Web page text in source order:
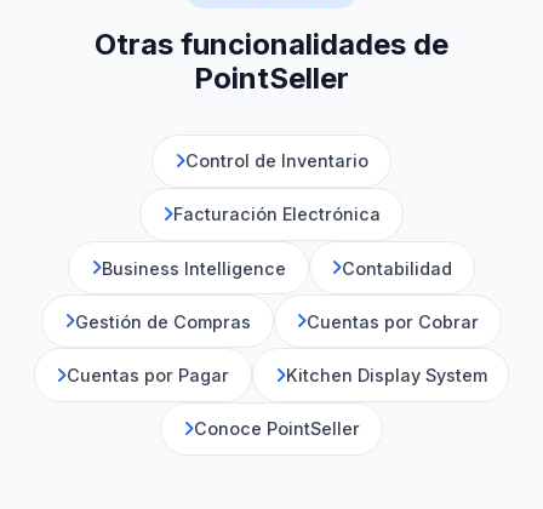
Otras funcionalidades de
PointSeller
Control de Inventario
Facturación Electrónica
Business Intelligence Contabilidad
Gestión de Compras Cuentas por Cobrar
Cuentas por Pagar Kitchen Display System
Conoce PointSeller